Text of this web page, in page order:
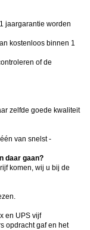
jaargarantie worden
kostenloos binnen 1
of de
zelfde goede kwaliteit
van snelst -
daar gaan?
komen, wij u bij de
en UPS vijf
opdracht gaf en het